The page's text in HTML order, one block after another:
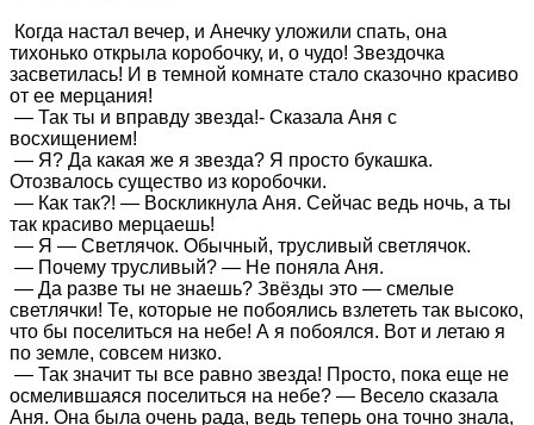
Когда настал вечер, и Анечку уложили спать, она
тихонько открыла коробочку, и, о чудо! Звездочка
засветилась! И в темной комнате стало сказочно красиво
от ее мерцания!
— Так ты и вправду звезда!- Сказала Аня с
восхищением!
— Я? Да какая же я звезда? Я просто букашка.
Отозвалось существо из коробочки.
— Как так?! — Воскликнула Аня. Сейчас ведь ночь, а ты
так красиво мерцаешь!
— Я — Светлячок. Обычный, трусливый светлячок.
— Почему трусливый? — Не поняла Аня.
— Да разве ты не знаешь? Звёзды это — смелые
светлячки! Те, которые не побоялись взлететь так высоко,
что бы поселиться на небе! А я побоялся. Вот и летаю я
по земле, совсем низко.
— Так значит ты все равно звезда! Просто, пока еще не
осмелившаяся поселиться на небе? — Весело сказала
Аня. Она была очень рада, ведь теперь она точно знала,